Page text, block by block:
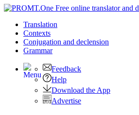
Translation
Contexts
Conjugation and declension
Grammar
Feedback
Help
Download the App
Advertise